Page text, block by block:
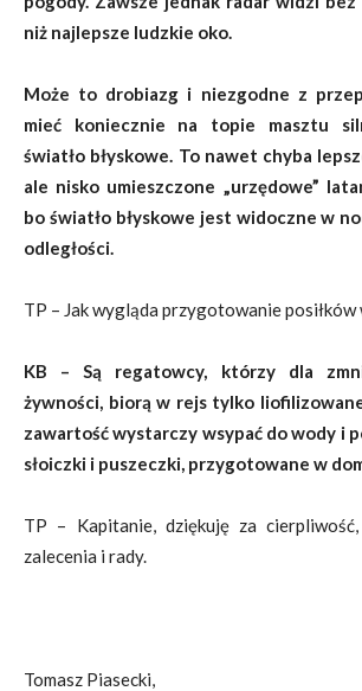
niż najlepsze ludzkie oko.
Może to drobiazg i niezgodne z
mieć koniecznie na topie masztu
światło błyskowe. To nawet chyba
ale nisko umieszczone „urzędowe”
bo światło błyskowe jest widoczne w
odległości.
TP – Jak wygląda przygotowanie posiłków
KB – Są regatowcy, którzy dla
żywności, biorą w rejs tylko
zawartość wystarczy wsypać do wody i
słoiczki i puszeczki, przygotowane w
TP – Kapitanie, dziękuję za
zalecenia i rady.
Tomasz Piasecki,